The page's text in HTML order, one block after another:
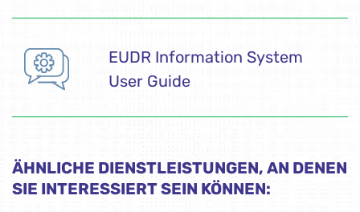
EUDR Information System
User Guide
ÄHNLICHE DIENSTLEISTUNGEN, AN DENEN
SIE INTERESSIERT SEIN KÖNNEN: